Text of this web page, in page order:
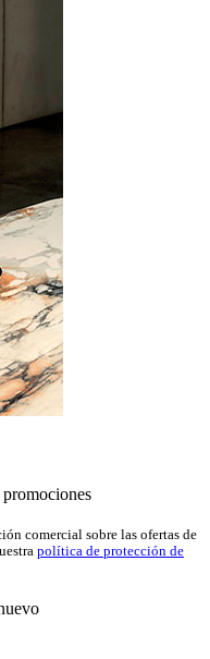
promociones
comercial sobre las ofertas de
política de protección de